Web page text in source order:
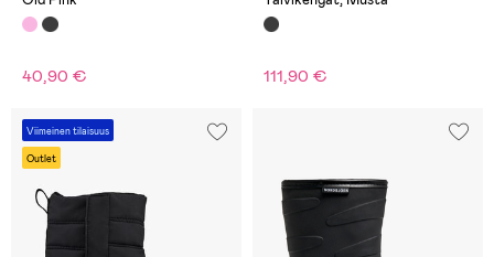
40,90 € 111,90 €
Viimeinen tilaisuus
Outlet